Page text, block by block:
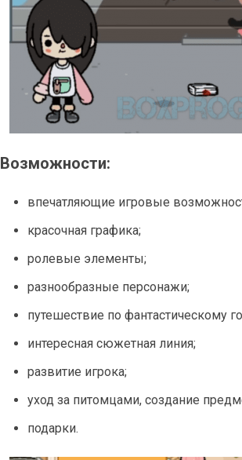
Возможности:
впечатляющие игровые
красочная графика;
ролевые элементы;
разнообразные персонажи;
путешествие по фантастическому
интересная сюжетная линия;
развитие игрока;
уход за питомцами, создание
подарки.